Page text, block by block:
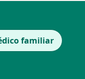
familiar